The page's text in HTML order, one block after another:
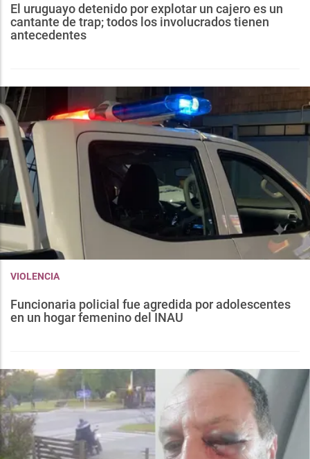
El uruguayo detenido por explotar un cajero es un
cantante de trap; todos los involucrados tienen
antecedentes
VIOLENCIA
Funcionaria policial fue agredida por adolescentes
en un hogar femenino del INAU